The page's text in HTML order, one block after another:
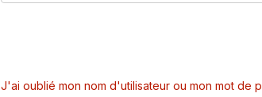
J'ai oublié mon nom d'utilisateur ou mon mot de